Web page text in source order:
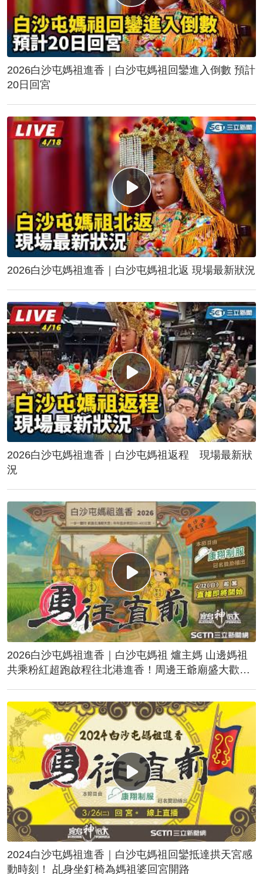
2026白沙屯媽祖進香｜白沙屯媽祖回鑾進入倒數 預計
20日回宮
2026白沙屯媽祖進香｜白沙屯媽祖北返 現場最新狀況
2026白沙屯媽祖進香｜白沙屯媽祖返程 現場最新狀
況
2026白沙屯媽祖進香｜白沙屯媽祖 爐主媽 山邊媽祖
共乘粉紅超跑啟程往北港進香！周邊王爺廟盛大歡
2024白沙屯媽祖進香｜白沙屯媽祖回鑾抵達拱天宮感
動時刻！ 乩身坐釘椅為媽祖婆回宮開路